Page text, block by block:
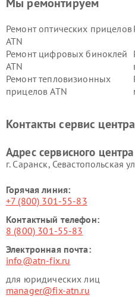
Ремонт оптических прицелов
ATN
Ремонт цифровых биноклей
ATN
Ремонт тепловизионных
прицелов ATN
Контакты сервис центра
Адрес сервисного
г. Саранск, Севастопольская
Горячая линия:
+7 (800) 301-55-83
Контактный телефон:
8 (800) 301-55-83
Электронная почта:
info@atn-fix.ru
для юридических лиц
manager@fix-atn.ru